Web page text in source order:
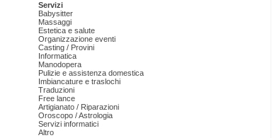
Servizi
Babysitter
Massaggi
Estetica e salute
Organizzazione eventi
Casting / Provini
Informatica
Manodopera
Pulizie e assistenza domestica
Imbiancature e traslochi
Traduzioni
Free lance
Artigianato / Riparazioni
Oroscopo / Astrologia
Servizi informatici
Altro